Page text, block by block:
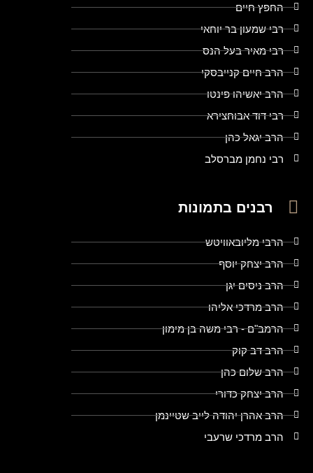
החפץ חיים
רבי שמעון בר יוחאי
רבי מאיר בעל הנס
הרב חיים קנייבסקי
הרב יאשיהו פינטו
רבי דוד אבוחצירא
הרב יגאל כהן
רבי נחמן מברסלב
רבנים בתמונות
הרבי מליובאוויטש
הרב יצחק יוסף
הרב ניסים יגן
הרב מרדכי אליהו
הרמב"ם - רבי משה בן מימון
הרב דב קוק
הרב שלום כהן
הרב יצחק כדורי
הרב אהרן יהודה לייב שטיינמן
הרב מרדכי שרעבי